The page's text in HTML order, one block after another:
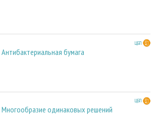
ЦБП
Антибактериальная бумага
ЦБП
Многообразие одинаковых решений